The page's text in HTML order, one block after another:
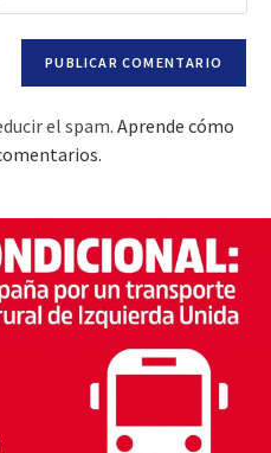
el spam. Aprende cómo